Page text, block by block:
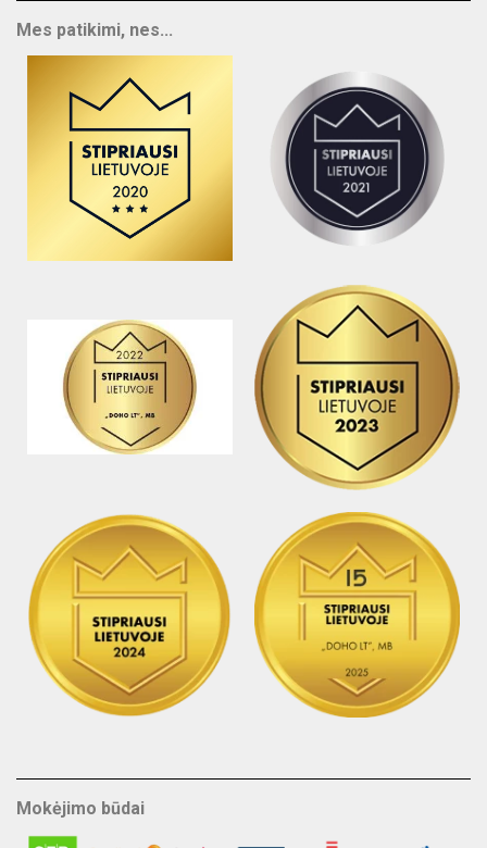
Mes patikimi, nes...
Mokėjimo būdai